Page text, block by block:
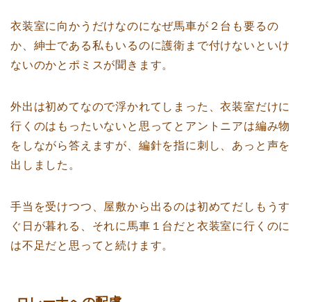
衣装室に向かうだけなのになぜ馬車が２台も要るの
か、紳士である私もいるのに護衛まで付けないといけ
ないのかとポミスが聞きます。
外出は初めてなので浮かれてしまった、衣装室だけに
行くのはもったいないと思ってとアントニアは編み物
をしながら答えますが、編針を指に刺し、あっと声を
出しました。
手当を受けつつ、屋敷から出るのは初めてだしもうす
ぐ日が暮れる、それに馬車１台だと衣装室に行くのに
は不足だと思ってと続けます。